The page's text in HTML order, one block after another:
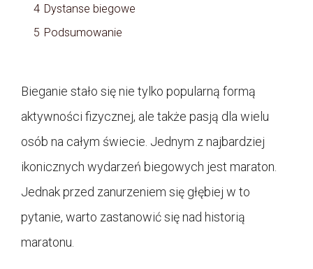
4 Dystanse biegowe
5 Podsumowanie
Bieganie stało się nie tylko popularną formą
aktywności fizycznej, ale także pasją dla wielu
osób na całym świecie. Jednym z najbardziej
ikonicznych wydarzeń biegowych jest maraton.
Jednak przed zanurzeniem się głębiej w to
pytanie, warto zastanowić się nad historią
maratonu.